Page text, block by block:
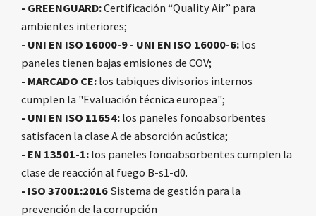
- GREENGUARD:Certificación “Quality Air” para
ambientes interiores;
- UNI EN ISO 16000-9 - UNI EN ISO 16000-6: los
paneles tienen bajas emisiones de COV;
- MARCADO CE: los tabiques divisorios internos
cumplen la "Evaluación técnica europea";
- UNI EN ISO 11654: los paneles fonoabsorbentes
satisfacen la clase A de absorción acústica;
- EN 13501-1: los paneles fonoabsorbentes cumplen la
clase de reacción al fuego B-s1-d0.
- ISO 37001:2016 Sistema de gestión para la
prevención de la corrupción